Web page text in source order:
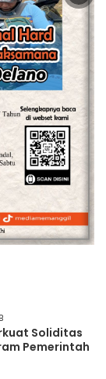
Soliditas
Pemerintah